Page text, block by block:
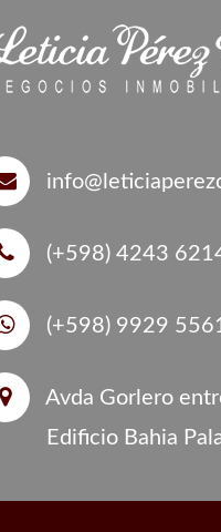
(+598) 4243
(+598) 9929
Avda Gorlero
Edificio Bahia